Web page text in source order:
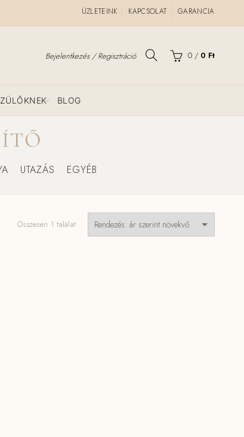
ÜZLETEINK KAPCSOLAT GARANCIA
Bejelentkezés / Regisztráció 0 / 0 Ft
BLOG
UTAZÁS EGYÉB
Összesen 1 találat